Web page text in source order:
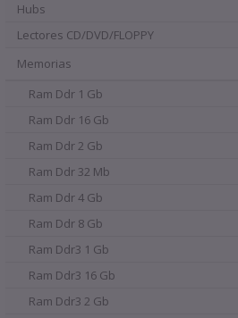
Hubs
Lectores CD/DVD/FLOPPY
Memorias
Ram Ddr 1 Gb
Ram Ddr 16 Gb
Ram Ddr 2 Gb
Ram Ddr 32 Mb
Ram Ddr 4 Gb
Ram Ddr 8 Gb
Ram Ddr3 1 Gb
Ram Ddr3 16 Gb
Ram Ddr3 2 Gb